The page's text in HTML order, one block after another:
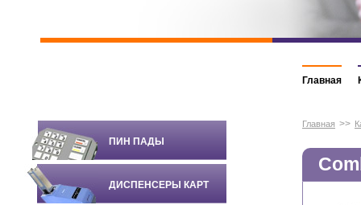
ПИН ПАДЫ
ДИСПЕНСЕРЫ КАРТ
Главная
Главная >>